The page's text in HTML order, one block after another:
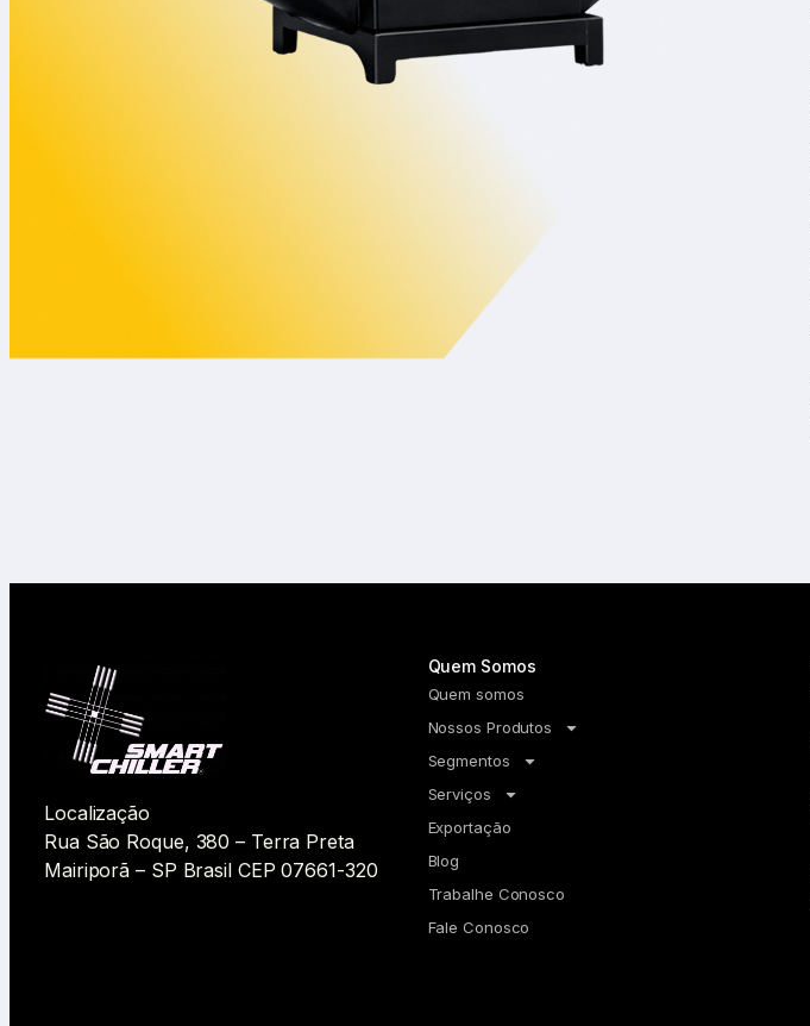
Localização
Rua São Roque, 380 – Terra Preta
Mairiporã – SP Brasil CEP 07661-320
Quem Somos
Quem somos
Nossos Produtos
Segmentos
Serviços
Exportação
Blog
Trabalhe Conosco
Fale Conosco